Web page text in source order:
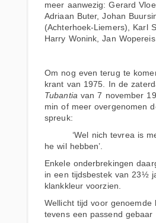
meer aanwezig: Gerard
Adriaan Buter, Johan
(Achterhoek-Liemers), Karl
Harry Wonink, Jan
Om nog even terug te
krant van 1975. In de
Tubantiavan 7 november
min of meer overgenomen
spreuk:
‘Wel nich tevrea is
he wil hebben’.
Enkele onderbrekingen
in een tijdsbestek van 23½
klankkleur voorzien.
Wellicht tijd voor
tevens een passend